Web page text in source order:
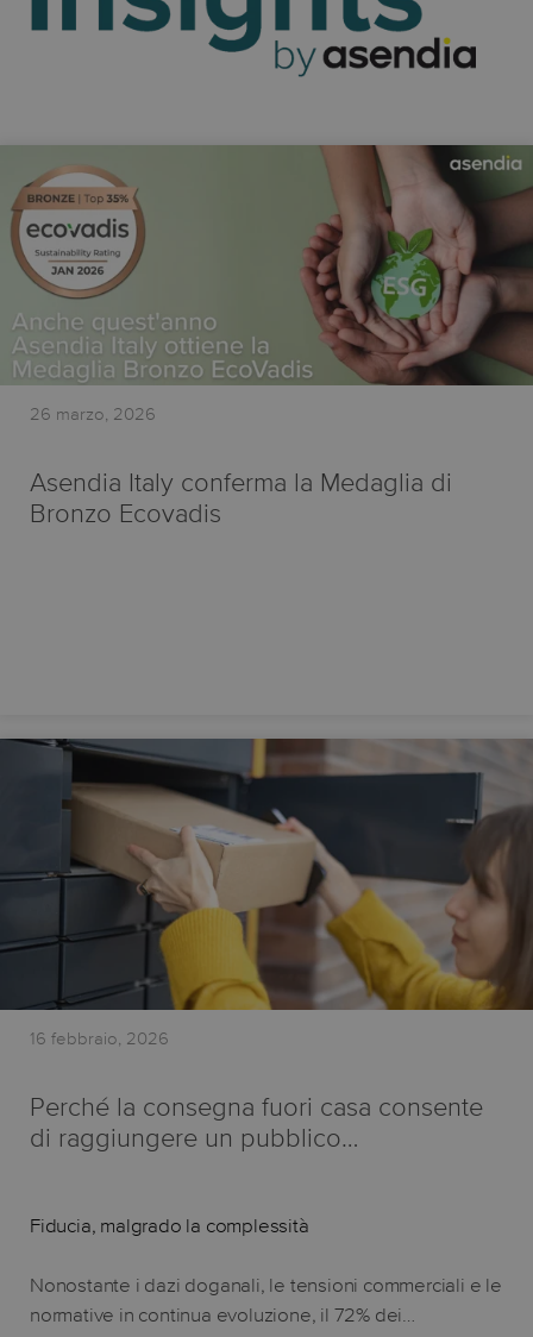
26 marzo, 2026
Asendia Italy conferma la Medaglia di
Bronzo Ecovadis
16 febbraio, 2026
Perché la consegna fuori casa consente
di raggiungere un pubblico…
Fiducia, malgrado la complessità
Nonostante i dazi doganali, le tensioni commerciali e le
normative in continua evoluzione, il 72% dei…